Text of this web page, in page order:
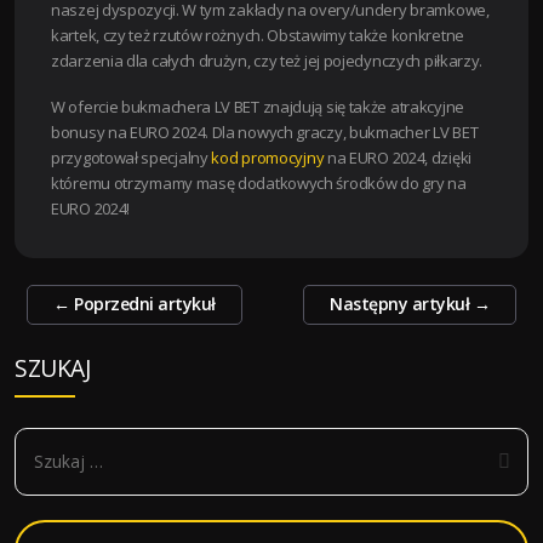
naszej dyspozycji. W tym zakłady na overy/undery bramkowe,
kartek, czy też rzutów rożnych. Obstawimy także konkretne
zdarzenia dla całych drużyn, czy też jej pojedynczych piłkarzy.
W ofercie bukmachera LV BET znajdują się także atrakcyjne
bonusy na EURO 2024. Dla nowych graczy, bukmacher LV BET
przygotował specjalnykod promocyjnyna EURO 2024, dzięki
któremu otrzymamy masę dodatkowych środków do gry na
EURO 2024!
Zobacz
← Poprzedni artykuł Następny artykuł →
SZUKAJ
S